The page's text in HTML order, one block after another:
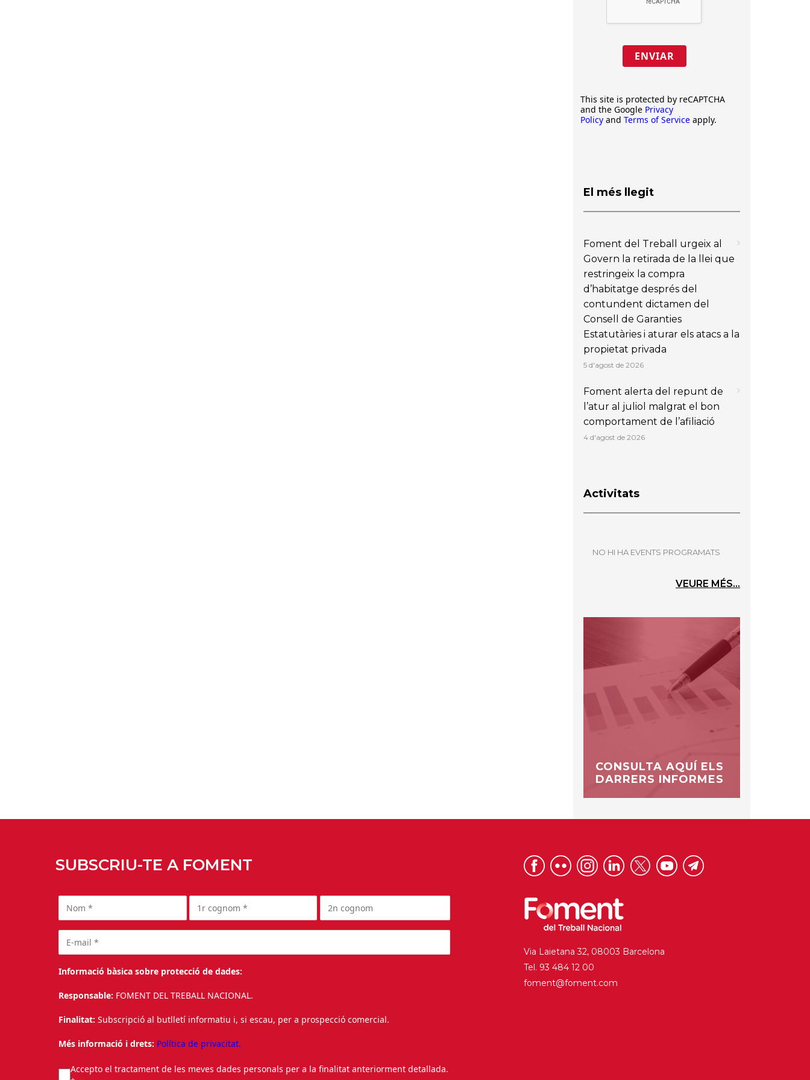
ENVIAR
This site is protected by reCAPTCHA
and the Google Privacy
Policy and Terms of Service apply.
El més llegit
Foment del Treball urgeix al
Govern la retirada de la llei que
restringeix la compra
d’habitatge després del
contundent dictamen del
Consell de Garanties
Estatutàries i aturar els atacs a la
propietat privada
5 d'agost de 2026
Foment alerta del repunt de
l’atur al juliol malgrat el bon
comportament de l’afiliació
4 d'agost de 2026
Activitats
NO HI HA EVENTS PROGRAMATS
VEURE MÉS...
CONSULTA AQUÍ ELS
DARRERS INFORMES
SUBSCRIU-TE A FOMENT
Informació bàsica sobre protecció de dades:
Responsable: FOMENT DEL TREBALL NACIONAL.
Finalitat: Subscripció al butlletí informatiu i, si escau, per a prospecció comercial.
Més informació i drets: Política de privacitat.
Accepto el tractament de les meves dades personals per a la finalitat anteriorment detallada.
Via Laietana 32, 08003 Barcelona
Tel. 93 484 12 00
foment@foment.com